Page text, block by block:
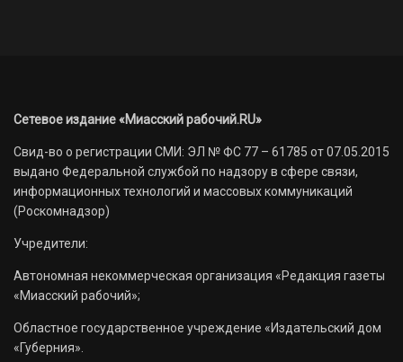
Сетевое издание «Миасский рабочий.RU»
Свид-во о регистрации СМИ: ЭЛ № ФС 77 – 61785 от 07.05.2015
выдано Федеральной службой по надзору в сфере связи,
информационных технологий и массовых коммуникаций
(Роскомнадзор)
Учредители:
Автономная некоммерческая организация «Редакция газеты
«Миасский рабочий»;
Областное государственное учреждение «Издательский дом
«Губерния».